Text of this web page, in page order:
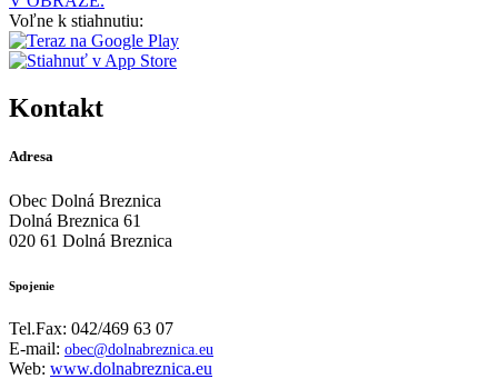
Voľne k stiahnutiu:
Kontakt
Adresa
Obec Dolná Breznica
Dolná Breznica 61
020 61 Dolná Breznica
Spojenie
Tel.Fax: 042/469 63 07
E-mail: obec@dolnabreznica.eu
Web: www.dolnabreznica.eu